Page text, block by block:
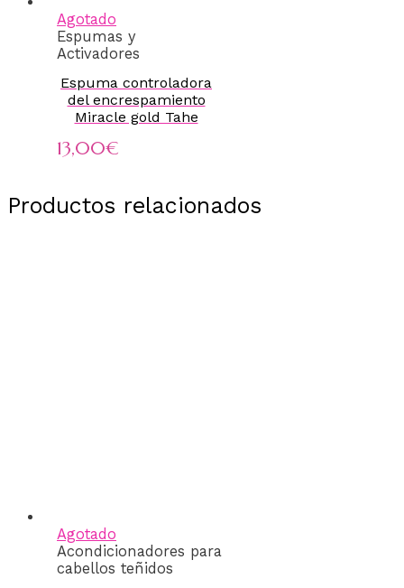
Agotado
Espumas y
Activadores
Espuma controladora
del encrespamiento
Miracle gold Tahe
13,00€
Productos relacionados
Agotado
Acondicionadores para
cabellos teñidos